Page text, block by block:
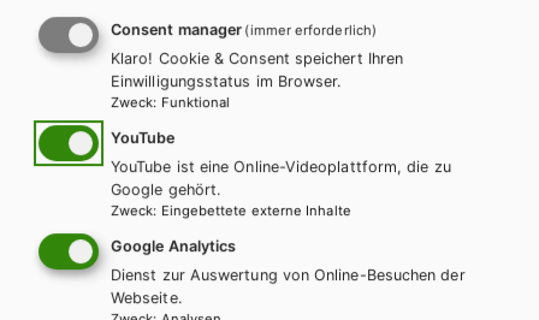
DIGITALES LERNEN
Online Zusatzmaterial
Für dieses Werk gibt es kostenlose Downloads für Lehrer/innen
und Schüler/innen.
ZUM ONLINE ZUSATZMATERIAL
Consent manager (immer erforderlich)
Klaro! Cookie & Consent speichert Ihren
Einwilligungsstatus im Browser.
Zweck: Funktional
YouTube
YouTube ist eine Online-Videoplattform, die zu
Google gehört.
Zweck: Eingebettete externe Inhalte
Google Analytics
Dienst zur Auswertung von Online-Besuchen der
Webseite.